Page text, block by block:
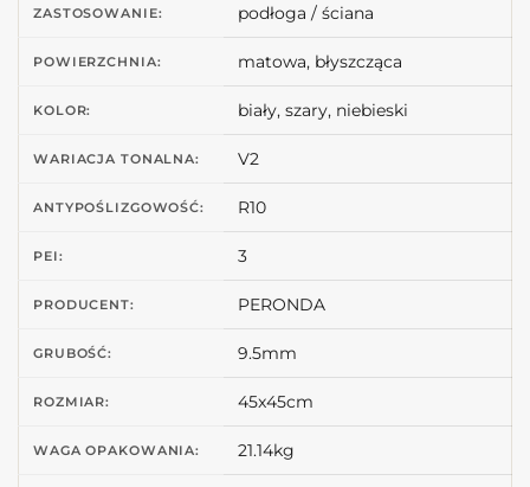
ZASTOSOWANIE: podłoga / ściana
POWIERZCHNIA: matowa, błyszcząca
KOLOR: biały, szary, niebieski
WARIACJA TONALNA: V2
ANTYPOŚLIZGOWOŚĆ: R10
PEI: 3
PRODUCENT: PERONDA
GRUBOŚĆ: 9.5mm
ROZMIAR: 45x45cm
WAGA OPAKOWANIA: 21.14kg